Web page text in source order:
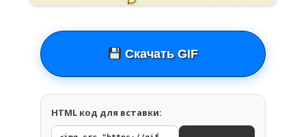
Скачать GIF
HTML код для вставки: